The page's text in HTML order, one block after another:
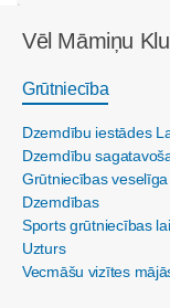
Vēl Māmiņu
Grūtniecība
Dzemdību iestādes
Dzemdību
Grūtniecības
Dzemdības
Sports grūtniecības
Uzturs
Vecmāšu vizītes